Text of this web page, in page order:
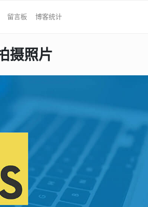
留言板 博客统计
摄照片